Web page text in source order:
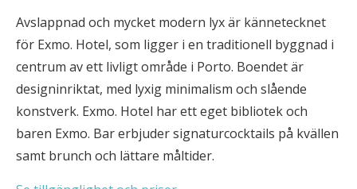
Avslappnad och mycket modern lyx är kännetecknet
för Exmo. Hotel, som ligger i en traditionell byggnad i
centrum av ett livligt område i Porto. Boendet är
designinriktat, med lyxig minimalism och slående
konstverk. Exmo. Hotel har ett eget bibliotek och
baren Exmo. Bar erbjuder signaturcocktails på kvällen
samt brunch och lättare måltider.